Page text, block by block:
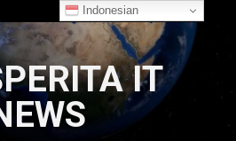
IT
Indonesian